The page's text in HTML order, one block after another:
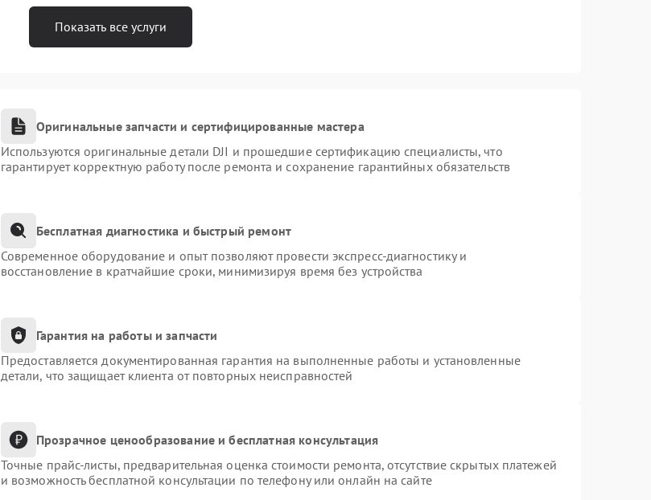
Показать все услуги
Оригинальные запчасти и сертифицированные мастера
Используются оригинальные детали DJI и прошедшие сертификацию специалисты, что
гарантирует корректную работу после ремонта и сохранение гарантийных обязательств
Бесплатная диагностика и быстрый ремонт
Современное оборудование и опыт позволяют провести экспресс-диагностику и
восстановление в кратчайшие сроки, минимизируя время без устройства
Гарантия на работы и запчасти
Предоставляется документированная гарантия на выполненные работы и установленные
детали, что защищает клиента от повторных неисправностей
Прозрачное ценообразование и бесплатная консультация
Точные прайс-листы, предварительная оценка стоимости ремонта, отсутствие скрытых платежей
и возможность бесплатной консультации по телефону или онлайн на сайте